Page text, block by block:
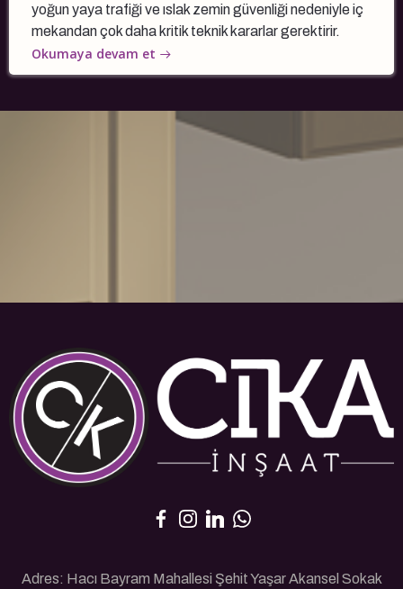
yoğun yaya trafiği ve ıslak zemin güvenliği nedeniyle iç
mekandan çok daha kritik teknik kararlar gerektirir.
Okumaya devam et
Adres: Hacı Bayram Mahallesi Şehit Yaşar Akansel Sokak